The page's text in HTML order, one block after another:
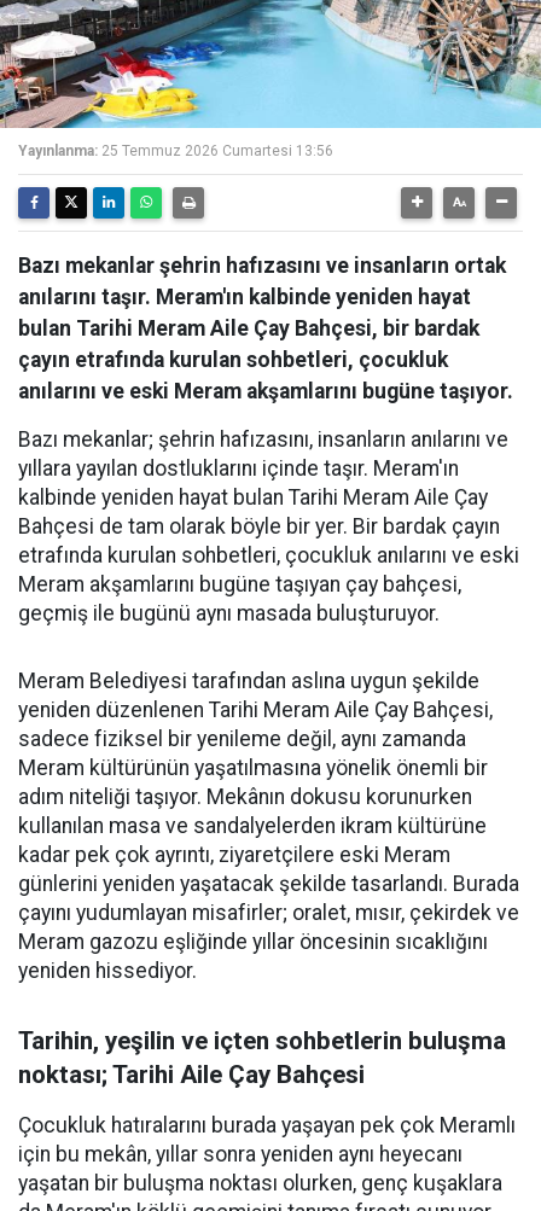
Yayınlanma: 25 Temmuz 2026 Cumartesi 13:56
Bazı mekanlar şehrin hafızasını ve insanların ortak
anılarını taşır. Meram'ın kalbinde yeniden hayat
bulan Tarihi Meram Aile Çay Bahçesi, bir bardak
çayın etrafında kurulan sohbetleri, çocukluk
anılarını ve eski Meram akşamlarını bugüne taşıyor.
Bazı mekanlar; şehrin hafızasını, insanların anılarını ve
yıllara yayılan dostluklarını içinde taşır. Meram'ın
kalbinde yeniden hayat bulan Tarihi Meram Aile Çay
Bahçesi de tam olarak böyle bir yer. Bir bardak çayın
etrafında kurulan sohbetleri, çocukluk anılarını ve eski
Meram akşamlarını bugüne taşıyan çay bahçesi,
geçmiş ile bugünü aynı masada buluşturuyor.
Meram Belediyesi tarafından aslına uygun şekilde
yeniden düzenlenen Tarihi Meram Aile Çay Bahçesi,
sadece fiziksel bir yenileme değil, aynı zamanda
Meram kültürünün yaşatılmasına yönelik önemli bir
adım niteliği taşıyor. Mekânın dokusu korunurken
kullanılan masa ve sandalyelerden ikram kültürüne
kadar pek çok ayrıntı, ziyaretçilere eski Meram
günlerini yeniden yaşatacak şekilde tasarlandı. Burada
çayını yudumlayan misafirler; oralet, mısır, çekirdek ve
Meram gazozu eşliğinde yıllar öncesinin sıcaklığını
yeniden hissediyor.
Tarihin, yeşilin ve içten sohbetlerin buluşma
noktası; Tarihi Aile Çay Bahçesi
Çocukluk hatıralarını burada yaşayan pek çok Meramlı
için bu mekân, yıllar sonra yeniden aynı heyecanı
yaşatan bir buluşma noktası olurken, genç kuşaklara